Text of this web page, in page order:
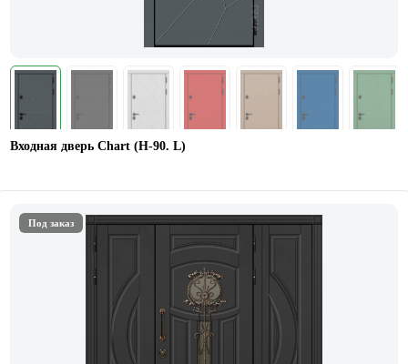
Входная дверь Chart (Н-90. L)
Под заказ